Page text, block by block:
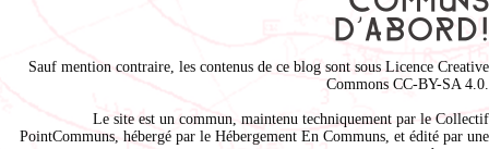
Sauf mention contraire, les contenus de ce blog sont sous Licence Creative
Commons CC-BY-SA 4.0
Le site est un commun, maintenu techniquement par le Collectif
PointCommuns , hébergé par le Hébergement En Communs , et édité par une